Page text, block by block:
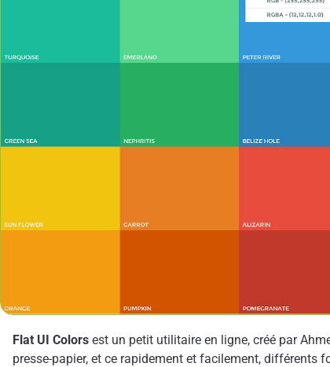
Flat UI Colors est un petit utilitaire en ligne, créé par
presse-papier, et ce rapidement et facilement, différents